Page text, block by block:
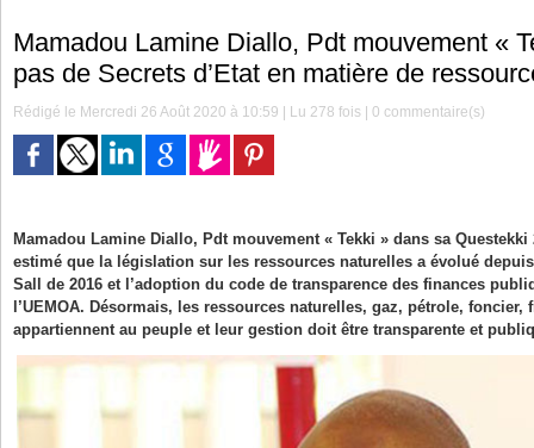
Mamadou Lamine Diallo, Pdt mouvement «
pas de Secrets d’Etat en matière de
Rédigé le Mercredi 26 Août 2020 à 10:59 | Lu 278 fois |0 commentaire(s)
Mamadou Lamine Diallo, Pdt mouvement « Tekki » dans sa Questekki
estimé que la législation sur les ressources naturelles a évolué
Sall de 2016 et l’adoption du code de transparence des finances
l’UEMOA. Désormais, les ressources naturelles, gaz, pétrole, foncier,
appartiennent au peuple et leur gestion doit être transparente et